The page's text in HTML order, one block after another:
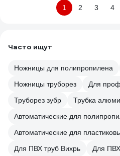
1 2 3 4
Часто ищут
Ножницы для полипропилена
Ножницы труборез
Для
Труборез зубр
Трубка
Автоматические для
Автоматические для
Для ПВХ труб Вихрь
Для